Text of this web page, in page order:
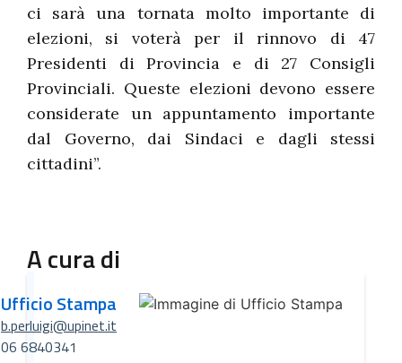
ci sarà una tornata molto importante di
elezioni, si voterà per il rinnovo di 47
Presidenti di Provincia e di 27 Consigli
Provinciali. Queste elezioni devono essere
considerate un appuntamento importante
dal Governo, dai Sindaci e dagli stessi
cittadini”.
A cura di
Ufficio Stampa
b.perluigi@upinet.it
06 6840341